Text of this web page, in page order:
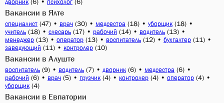
дворник психолог
Вакансии в Ялте
специалист (47) • врач (30) • медсестра (18) • уборщик (18) •
учитель (18) • слесарь (17) • рабочий (14) • водитель (13) •
менеджер (13) • оператор (13) • воспитатель (12) • бухгалтер (11) •
заведующий (11) • контролер (10)
Вакансии в Алуште
воспитатель (9) • водитель (7) • дворник (6) • медсестра (6) •
рабочий (6) • врач (5) • грузчик (4) • контролер (4) • оператор (4) •
уборщик (4)
Вакансии в Евпатории